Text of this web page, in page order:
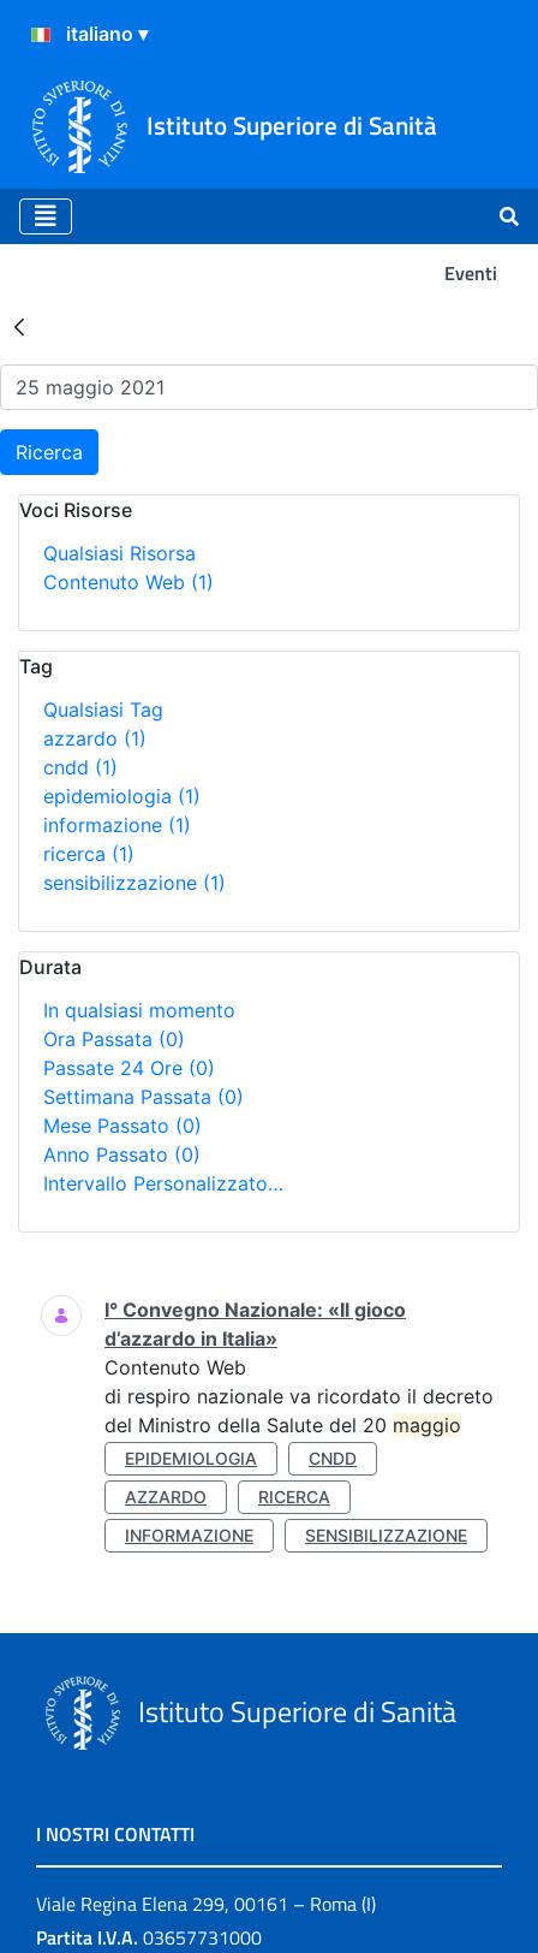
Istituto Superiore di Sanità
Eventi
Risultati della Ricerca -
Ricerca
Voci Risorse
Qualsiasi Risorsa
Contenuto Web (1)
Tag
Qualsiasi Tag
azzardo (1)
cndd (1)
epidemiologia (1)
informazione (1)
ricerca (1)
sensibilizzazione (1)
Durata
In qualsiasi momento
Ora Passata (0)
Passate 24 Ore (0)
Settimana Passata (0)
Mese Passato (0)
Anno Passato (0)
Intervallo Personalizzato…
Ricerca
I° Convegno Nazionale: «Il gioco
d’azzardo in Italia»
Contenuto Web
di respiro nazionale va ricordato il decreto
del Ministro della Salute del 20 maggio
EPIDEMIOLOGIA
CNDD
AZZARDO
RICERCA
INFORMAZIONE
SENSIBILIZZAZIONE
Istituto Superiore di Sanità
I NOSTRI CONTATTI
Viale Regina Elena 299, 00161 – Roma (I)
Partita I.V.A. 03657731000